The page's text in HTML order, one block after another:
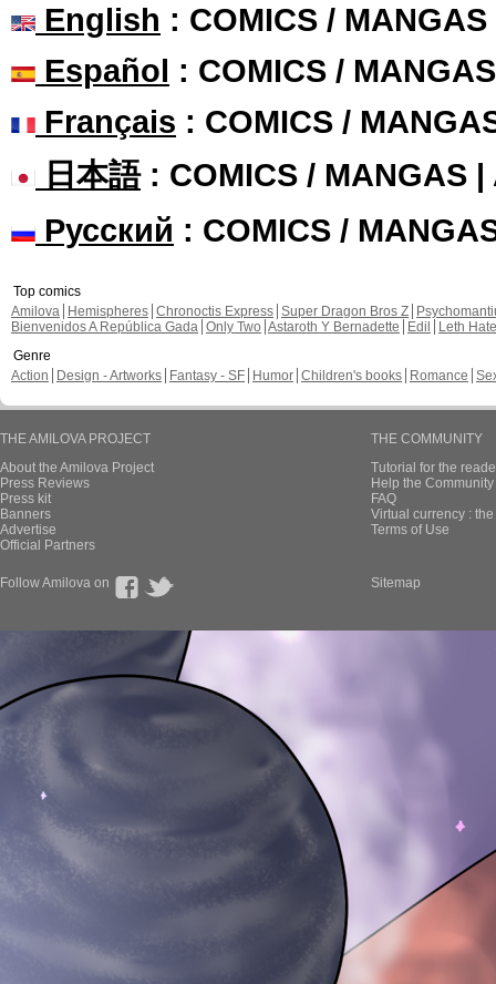
English : COMICS /
Español : COMICS /
Français : COMICS /
日本語: COMICS / MANGAS |
Русский : COMICS /
Top comics
Amilova
Hemispheres Chronoctis Express Super Dragon Bros Z
Bienvenidos A República Gada Only Two Astaroth Y Bernadette Edil
Leth Hate
Genre
Action
Design - Artworks Fantasy - SF Humor Children's books Romance
THE AMILOVA PROJECT
About the Amilova Project
Press Reviews
Press kit
Banners
Advertise
Official Partners
THE COMMUNITY
Tutorial for the
Help the
FAQ
Virtual currency :
Terms of Use
Follow Amilova on Sitemap